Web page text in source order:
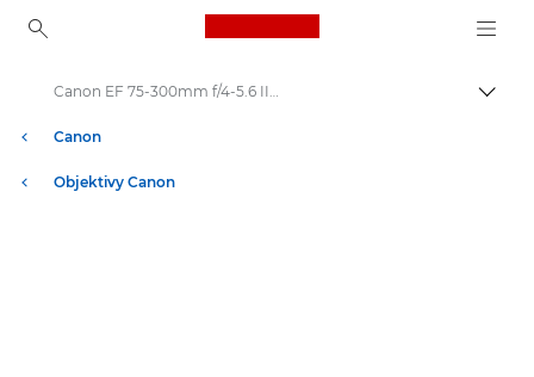
Canon Logo, back to
Canon
Objektivy Canon
Canon EF 75-300mm f/4-5.6 III USM - Lenses - Camera & Photo lenses